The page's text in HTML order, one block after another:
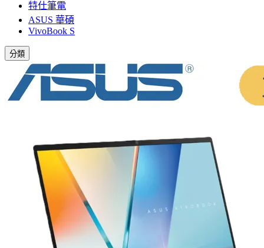
特仕筆電
ASUS 華碩
VivoBook S
分類